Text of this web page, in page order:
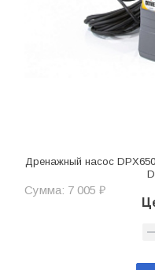
Дренажный насос
Сумма: 7 005 ₽